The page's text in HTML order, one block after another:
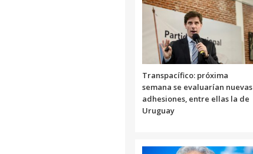
Transpacífico: próxima
semana se evaluarían nuevas
adhesiones, entre ellas la de
Uruguay